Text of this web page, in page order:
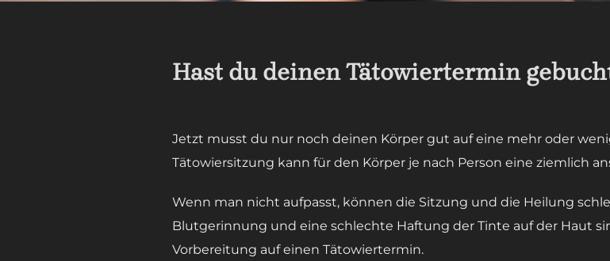
Hast du deinen Tätowiertermin
Jetzt musst du nur noch deinen Körper gut auf eine mehr oder
Tätowiersitzung kann für den Körper je nach Person eine ziemlich
Wenn man nicht aufpasst, können die Sitzung und die Heilung
Blutgerinnung und eine schlechte Haftung der Tinte auf der Haut
Vorbereitung auf einen Tätowiertermin.